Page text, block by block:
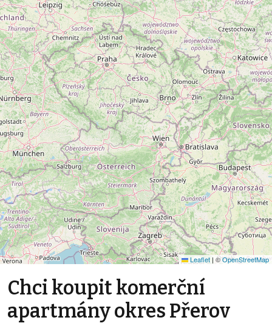
Leaflet | ©OpenStreetMap
Chci koupit komerční
apartmány okres Přerov